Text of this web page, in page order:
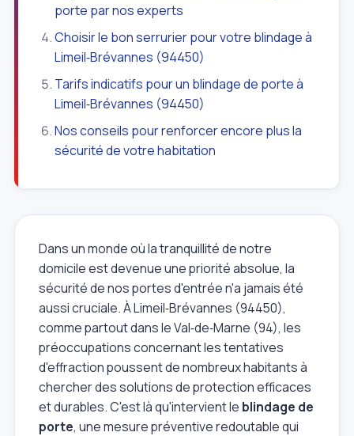
porte par nos experts
Choisir le bon serrurier pour votre blindage à
Limeil‑Brévannes (94450)
Tarifs indicatifs pour un blindage de porte à
Limeil‑Brévannes (94450)
Nos conseils pour renforcer encore plus la
sécurité de votre habitation
Dans un monde où la tranquillité de notre
domicile est devenue une priorité absolue, la
sécurité de nos portes d'entrée n'a jamais été
aussi cruciale. À Limeil‑Brévannes (94450),
comme partout dans le Val‑de‑Marne (94), les
préoccupations concernant les tentatives
d'effraction poussent de nombreux habitants à
chercher des solutions de protection efficaces
et durables. C'est là qu'intervient le blindage de
porte, une mesure préventive redoutable qui